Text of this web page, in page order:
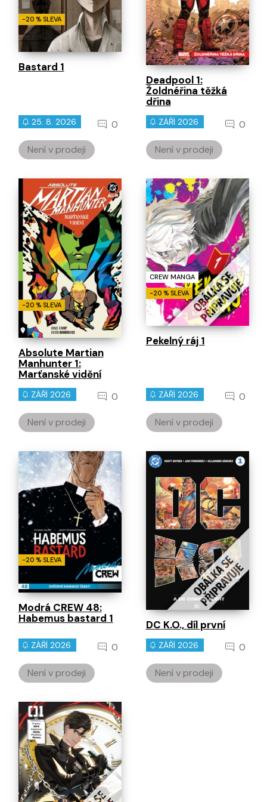
-20 % SLEVA
Bastard 1
25. 8. 2026 0
Není v prodeji
Deadpool 1:
Žoldnéřina těžká
dřina
ZÁŘÍ 2026 0
Není v prodeji
-20 % SLEVA
Absolute Martian
Manhunter 1:
Marťanské vidění
ZÁŘÍ 2026 0
Není v prodeji
CREW MANGA
-20 % SLEVA
Pekelný ráj 1
ZÁŘÍ 2026 0
Není v prodeji
-20 % SLEVA
Modrá CREW 48:
Habemus bastard 1
ZÁŘÍ 2026 0
Není v prodeji
DC K.O., díl první
ZÁŘÍ 2026 0
Není v prodeji